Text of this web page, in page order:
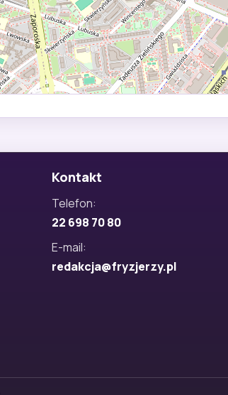
Kontakt
Telefon:
22 698 70 80
E-mail:
redakcja@fryzjerzy.pl